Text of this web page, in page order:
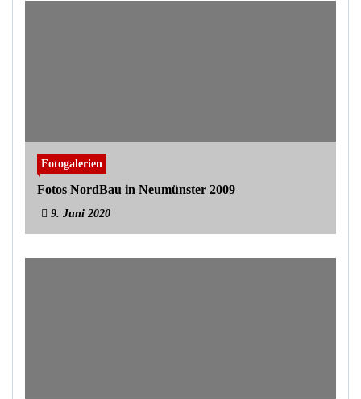
Fotogalerien
Fotos NordBau in Neumünster 2009
9. Juni 2020